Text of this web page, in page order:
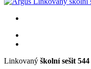
Linkovaný školní sešit 544